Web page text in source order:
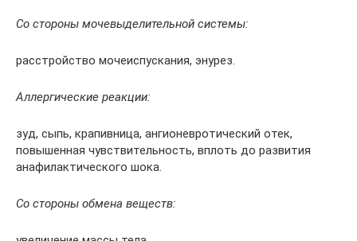
Со стороны мочевыделительной системы:
расстройство мочеиспускания, энурез.
Аллергические реакции:
зуд, сыпь, крапивница, ангионевротический отек,
повышенная чувствительность, вплоть до развития
анафилактического шока.
Со стороны обмена веществ: